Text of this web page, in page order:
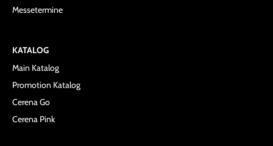
Messetermine
KATALOG
Main Katalog
Promotion Katalog
Cerena Go
Cerena Pink